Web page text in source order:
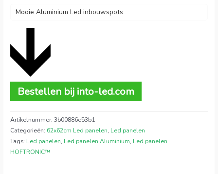
Mooie Aluminium Led inbouwspots
Bestellen bij into-led.com
Artikelnummer:3b00886e53b1
Categorieën: 62x62cm Led panelen, Led panelen
Tags: Led panelen, Led panelen Aluminium, Led panelen
HOFTRONIC™